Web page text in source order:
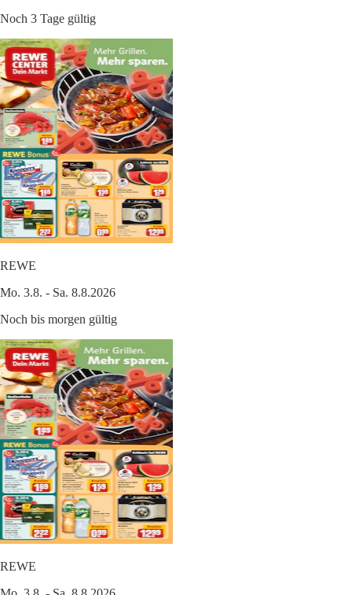
Noch 3 Tage gültig
REWE
Mo. 3.8. - Sa. 8.8.2026
Noch bis morgen gültig
REWE